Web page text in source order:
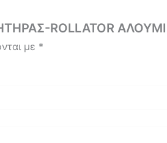
ROLLATOR
με *